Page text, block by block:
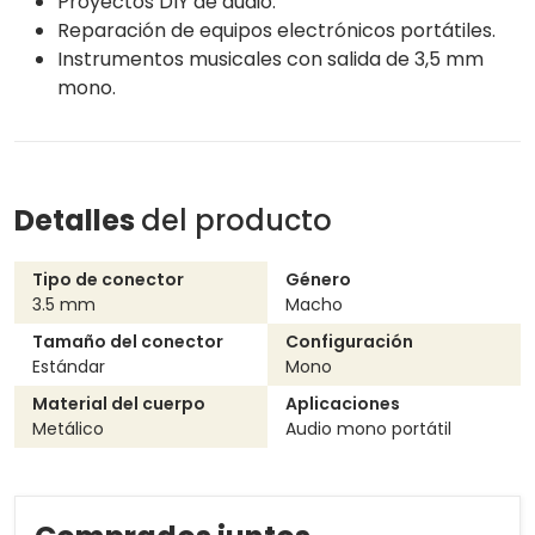
Reparación de equipos electrónicos portátiles.
Instrumentos musicales con salida de 3,5 mm
mono.
Detalles del producto
Tipo de conector
3.5 mm
Género
Macho
Tamaño del conector
Estándar
Configuración
Mono
Material del cuerpo
Metálico
Aplicaciones
Audio mono portátil